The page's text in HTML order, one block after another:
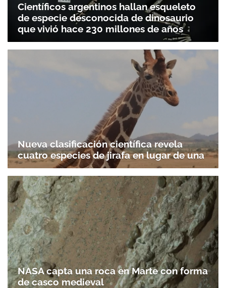
Científicos argentinos hallan esqueleto
de especie desconocida de dinosaurio
que vivió hace 230 millones de años
Nueva clasificación científica revela
cuatro especies de jirafa en lugar de una
NASA capta una roca en Marte con forma
de casco medieval